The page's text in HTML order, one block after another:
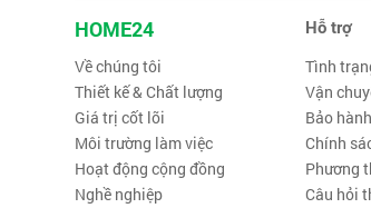
HOME24
Về chúng tôi
Thiết kế & Chất lượng
Giá trị cốt lõi
Môi trường làm việc
Hoạt động cộng đồng
Nghề nghiệp
Hỗ trợ
Tình
Vận
Bảo hành
Chính
Phương
Câu hỏi